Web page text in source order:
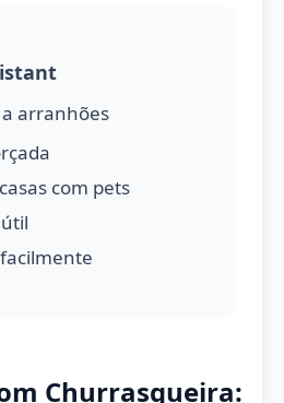
arranhões
com pets
Churrasqueira: